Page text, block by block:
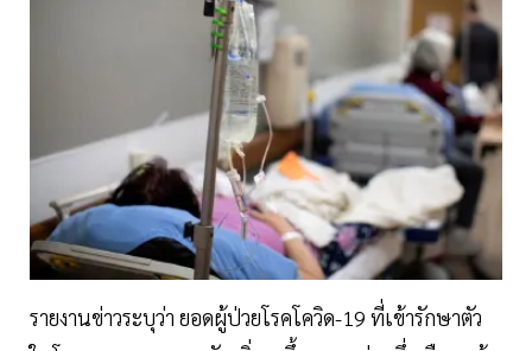
รายงานข่าวระบุว่า ยอดผู้ป่วยโรคโควิด-19 ที่เข้ารักษาตัว